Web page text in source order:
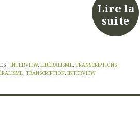
Lire la
suite
: INTERVIEW, LIBÉRALISME, TRANSCRIPTIONS
, TRANSCRIPTION, INTERVIEW